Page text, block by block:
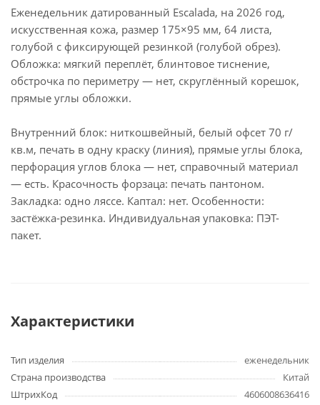
Еженедельник датированный Escalada, на 2026 год,
искусственная кожа, размер 175×95 мм, 64 листа,
голубой с фиксирующей резинкой (голубой обрез).
Обложка: мягкий переплёт, блинтовое тиснение,
обстрочка по периметру — нет, скруглённый корешок,
прямые углы обложки.
Внутренний блок: ниткошвейный, белый офсет 70 г/
кв.м, печать в одну краску (линия), прямые углы блока,
перфорация углов блока — нет, справочный материал
— есть. Красочность форзаца: печать пантоном.
Закладка: одно ляссе. Каптал: нет. Особенности:
застёжка-резинка. Индивидуальная упаковка: ПЭТ-
пакет.
Характеристики
Тип изделия
еженедельник
Страна производства
Китай
ШтрихКод
4606008636416